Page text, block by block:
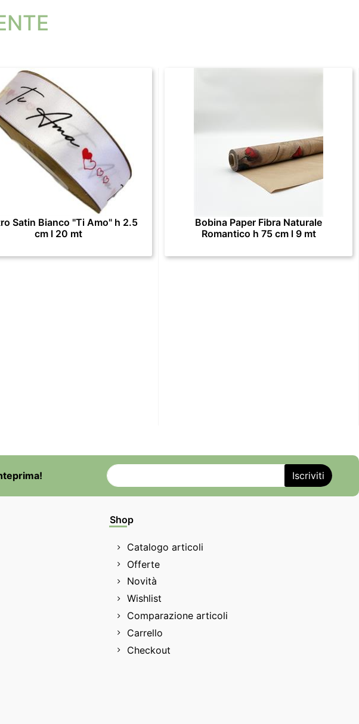
Satin Bianco "Ti Amo" h 2.5
cm l 20 mt
Bobina Paper Fibra Naturale
Romantico h 75 cm l 9 mt
Shop
Catalogo articoli
Offerte
Novità
Wishlist
Comparazione articoli
Carrello
Checkout